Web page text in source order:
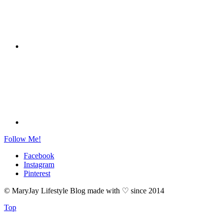
Follow Me!
Facebook
Instagram
Pinterest
© MaryJay Lifestyle Blog made with ♡ since 2014
Top